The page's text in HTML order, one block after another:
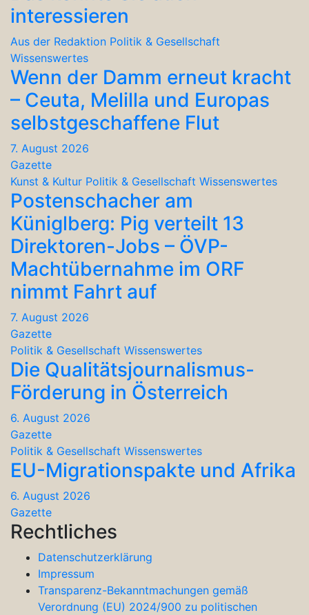
interessieren
Aus der Redaktion Politik & Gesellschaft
Wissenswertes
Wenn der Damm erneut kracht
– Ceuta, Melilla und Europas
selbstgeschaffene Flut
7. August 2026
Gazette
Kunst & Kultur Politik & Gesellschaft Wissenswertes
Postenschacher am
Küniglberg: Pig verteilt 13
Direktoren-Jobs – ÖVP-
Machtübernahme im ORF
nimmt Fahrt auf
7. August 2026
Gazette
Politik & Gesellschaft Wissenswertes
Die Qualitätsjournalismus-
Förderung in Österreich
6. August 2026
Gazette
Politik & Gesellschaft Wissenswertes
EU-Migrationspakte und Afrika
6. August 2026
Gazette
Rechtliches
Datenschutzerklärung
Impressum
Transparenz-Bekanntmachungen gemäß
Verordnung (EU) 2024/900 zu politischen